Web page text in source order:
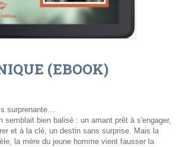
(EBOOK)
surprenante…
semblait bien balisé : un amant prêt à s'engager,
et à la clé, un destin sans surprise. Mais la
la mère du jeune homme vient fausser la